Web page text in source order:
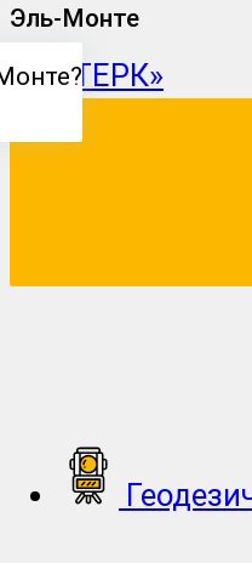
Эль-Монте
?